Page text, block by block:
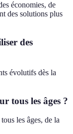
économies, de
des solutions plus
des
évolutifs dès la
tous les âges ?
les âges, de la